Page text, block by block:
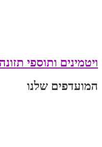
ויטמינים ותוספי תזונה
המועדפים שלנו